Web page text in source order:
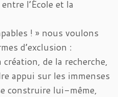
l’École et la
! » nous voulons
d’exclusion :
de la recherche,
appui sur les immenses
construire lui-même,